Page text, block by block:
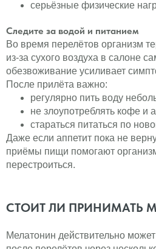
серьёзные физические
Следите за водой и питанием
Во время перелётов организм
из-за сухого воздуха в салоне
обезвоживание усиливает
После прилёта важно:
регулярно пить воду
не злоупотреблять кофе и
стараться питаться по
Даже если аппетит пока не
приёмы пищи помогают
перестроиться.
СТОИТ ЛИ ПРИНИМАТЬ
Мелатонин действительно